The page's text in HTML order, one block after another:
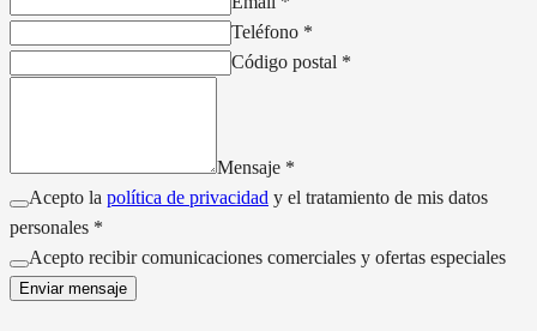
Teléfono *
Código postal *
Mensaje *
Acepto la política de privacidad y el tratamiento de mis datos
personales *
Acepto recibir comunicaciones comerciales y ofertas especiales
Enviar mensaje